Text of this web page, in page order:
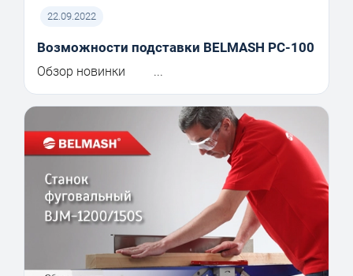
22.09.2022
Возможности подставки BELMASH PC-100
Обзор новинки ...